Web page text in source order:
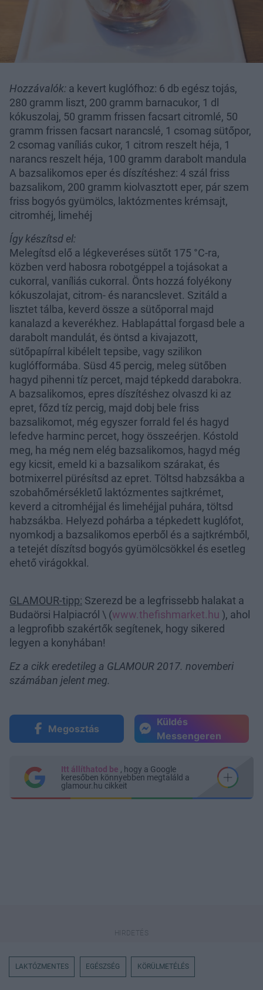
Hozzávalók: a kevert kuglófhoz: 6 db egész tojás,
280 gramm liszt, 200 gramm barnacukor, 1 dl
kókuszolaj, 50 gramm frissen facsart citromlé, 50
gramm frissen facsart narancslé, 1 csomag sütőpor,
2 csomag vaníliás cukor, 1 citrom reszelt héja, 1
narancs reszelt héja, 100 gramm darabolt mandula
A bazsalikomos eper és díszítéshez: 4 szál friss
bazsalikom, 200 gramm kiolvasztott eper, pár szem
friss bogyós gyümölcs, laktózmentes krémsajt,
citromhéj, limehéj
Így készítsd el:
Melegítsd elő a légkeveréses sütőt 175 °C-ra,
közben verd habosra robotgéppel a tojásokat a
cukorral, vaníliás cukorral. Önts hozzá folyékony
kókuszolajat, citrom- és narancslevet. Szitáld a
lisztet tálba, keverd össze a sütőporral majd
kanalazd a keverékhez. Hablapáttal forgasd bele a
darabolt mandulát, és öntsd a kivajazott,
sütőpapírral kibélelt tepsibe, vagy szilikon
kuglófformába. Süsd 45 percig, meleg sütőben
hagyd pihenni tíz percet, majd tépkedd darabokra.
A bazsalikomos, epres díszítéshez olvaszd ki az
epret, főzd tíz percig, majd dobj bele friss
bazsalikomot, még egyszer forrald fel és hagyd
lefedve harminc percet, hogy összeérjen. Kóstold
meg, ha még nem elég bazsalikomos, hagyd még
egy kicsit, emeld ki a bazsalikom szárakat, és
botmixerrel pürésítsd az epret. Töltsd habzsákba a
szobahőmérsékletű laktózmentes sajtkrémet,
keverd a citromhéjjal és limehéjjal puhára, töltsd
habzsákba. Helyezd pohárba a tépkedett kuglófot,
nyomkodj a bazsalikomos eperből és a sajtkrémből,
a tetejét díszítsd bogyós gyümölcsökkel és esetleg
ehető virágokkal.
GLAMOUR-tipp: Szerezd be a legfrissebb halakat a
Budaörsi Halpiacról \ (www.thefishmarket.hu ), ahol
a legprofibb szakértők segítenek, hogy sikered
legyen a konyhában!
Ez a cikk eredetileg a GLAMOUR 2017. novemberi
számában jelent meg.
Megosztás
Küldés
Messengeren
Itt állíthatod be , hogy a Google
keresőben könnyebben megtaláld a
glamour.hu cikkeit
LAKTÓZMENTES EGÉSZSÉG KÖRÜLMETÉLÉS